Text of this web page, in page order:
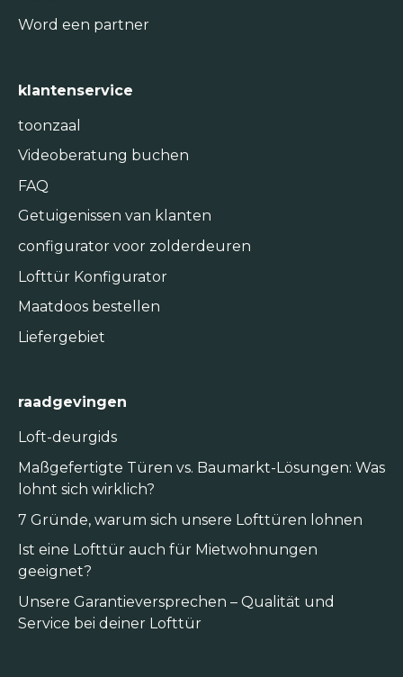
Word een partner
klantenservice
toonzaal
Videoberatung buchen
FAQ
Getuigenissen van klanten
configurator voor zolderdeuren
Lofttür Konfigurator
Maatdoos bestellen
Liefergebiet
raadgevingen
Loft-deurgids
Maßgefertigte Türen vs. Baumarkt-Lösungen: Was
lohnt sich wirklich?
7 Gründe, warum sich unsere Lofttüren lohnen
Ist eine Lofttür auch für Mietwohnungen
geeignet?
Unsere Garantieversprechen – Qualität und
Service bei deiner Lofttür